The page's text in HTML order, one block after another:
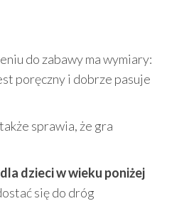
do zabawy ma wymiary:
poręczny i dobrze pasuje
sprawia, że gra
dzieci w wieku poniżej
się do dróg